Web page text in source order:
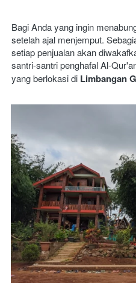
Bagi Anda yang ingin
setelah ajal menjemput.
setiap penjualan akan
santri-santri penghafal Al-
yang berlokasi di Limbangan